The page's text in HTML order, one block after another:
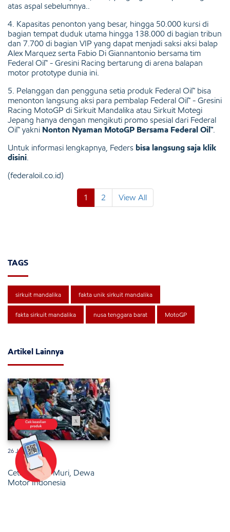
atas aspal sebelumnya..
4. Kapasitas penonton yang besar, hingga 50.000 kursi di
bagian tempat duduk utama hingga 138.000 di bagian tribun
dan 7.700 di bagian VIP yang dapat menjadi saksi aksi balap
Alex Marquez serta Fabio Di Giannantonio bersama tim
Federal Oil™ - Gresini Racing bertarung di arena balapan
motor prototype dunia ini.
5. Pelanggan dan pengguna setia produk Federal Oil™ bisa
menonton langsung aksi para pembalap Federal Oil™ - Gresini
Racing MotoGP di Sirkuit Mandalika atau Sirkuit Motegi
Jepang hanya dengan mengikuti promo spesial dari Federal
Oil™ yakni Nonton Nyaman MotoGP Bersama Federal Oil™
Untuk informasi lengkapnya, Feders bisa langsung saja klik
disini
(federaloil.co.id)
1 2 View All
TAGS
sirkuit mandalika fakta unik sirkuit mandalika
fakta sirkuit mandalika nusa tenggara barat MotoGP
Artikel Lainnya
26 Januari 2025
Cetak Rekor Muri, Dewa
Motor Indonesia
x